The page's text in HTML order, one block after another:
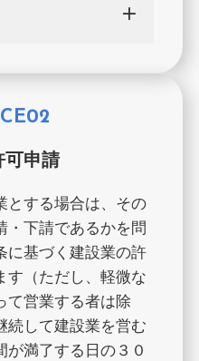
可申請
とする場合は、その
・下請であるかを問
に基づく建設業の許
す（ただし、軽微な
て営業する者は除
続して建設業を営む
が満了する日の３０